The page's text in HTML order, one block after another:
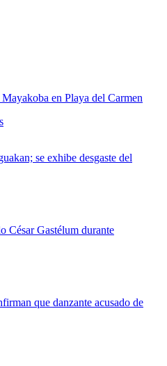
en Playa del Carmen
se exhibe desgaste del
César Gastélum durante
que danzante acusado de